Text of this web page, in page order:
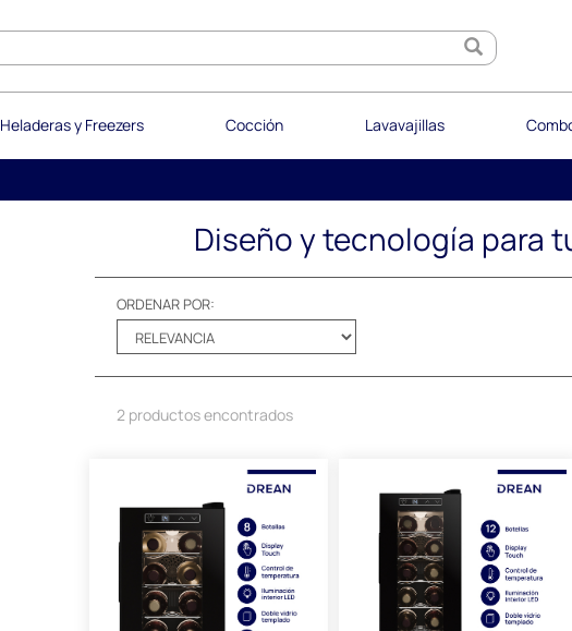
Heladeras y Freezers Cocción Lavavajillas
Diseño y tecnología para
ORDENAR POR:
2 productos encontrados